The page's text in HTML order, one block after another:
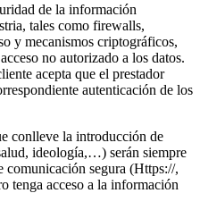
de la información
tales como firewalls,
y mecanismos criptográficos,
no autorizado a los datos.
acepta que el prestador
autenticación de los
conlleve la introducción de
ideología,…) serán siempre
comunicación segura (Https://,
tenga acceso a la información